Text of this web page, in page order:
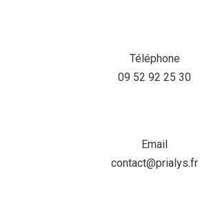
Téléphone
09 52 92 25 30
Email
contact@prialys.fr